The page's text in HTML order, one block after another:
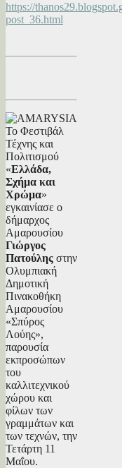
https://
post_36.html
Το Φεστιβάλ
Τέχνης και
Πολιτισμού
«Ελλάδα,
Σχήμα και
Χρώμα»
εγκαινίασε ο
δήμαρχος
Αμαρουσίου
Γιώργος
Πατούλης στην
Ολυμπιακή
Δημοτική
Πινακοθήκη
Αμαρουσίου
«Σπύρος
Λούης»,
παρουσία
εκπροσώπων
του
καλλιτεχνικού
χώρου και
φίλων των
γραμμάτων και
των τεχνών, την
Τετάρτη 11
Μαΐου.